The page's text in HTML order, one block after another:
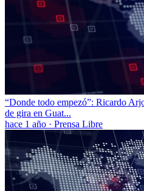
“Donde todo empezó”: Ricardo
de gira en Guat...
hace 1 año · Prensa Libre